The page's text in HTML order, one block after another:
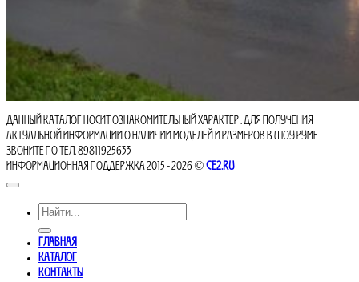
Данный каталог носит ознакомительный характер . Для получения
актуальной информации о наличии моделей и размеров в шоу руме
звоните по тел. 89811925633
Информационная поддержка 2015 - 2026 ©ce2.ru
Искать:
Главная
Каталог
Контакты